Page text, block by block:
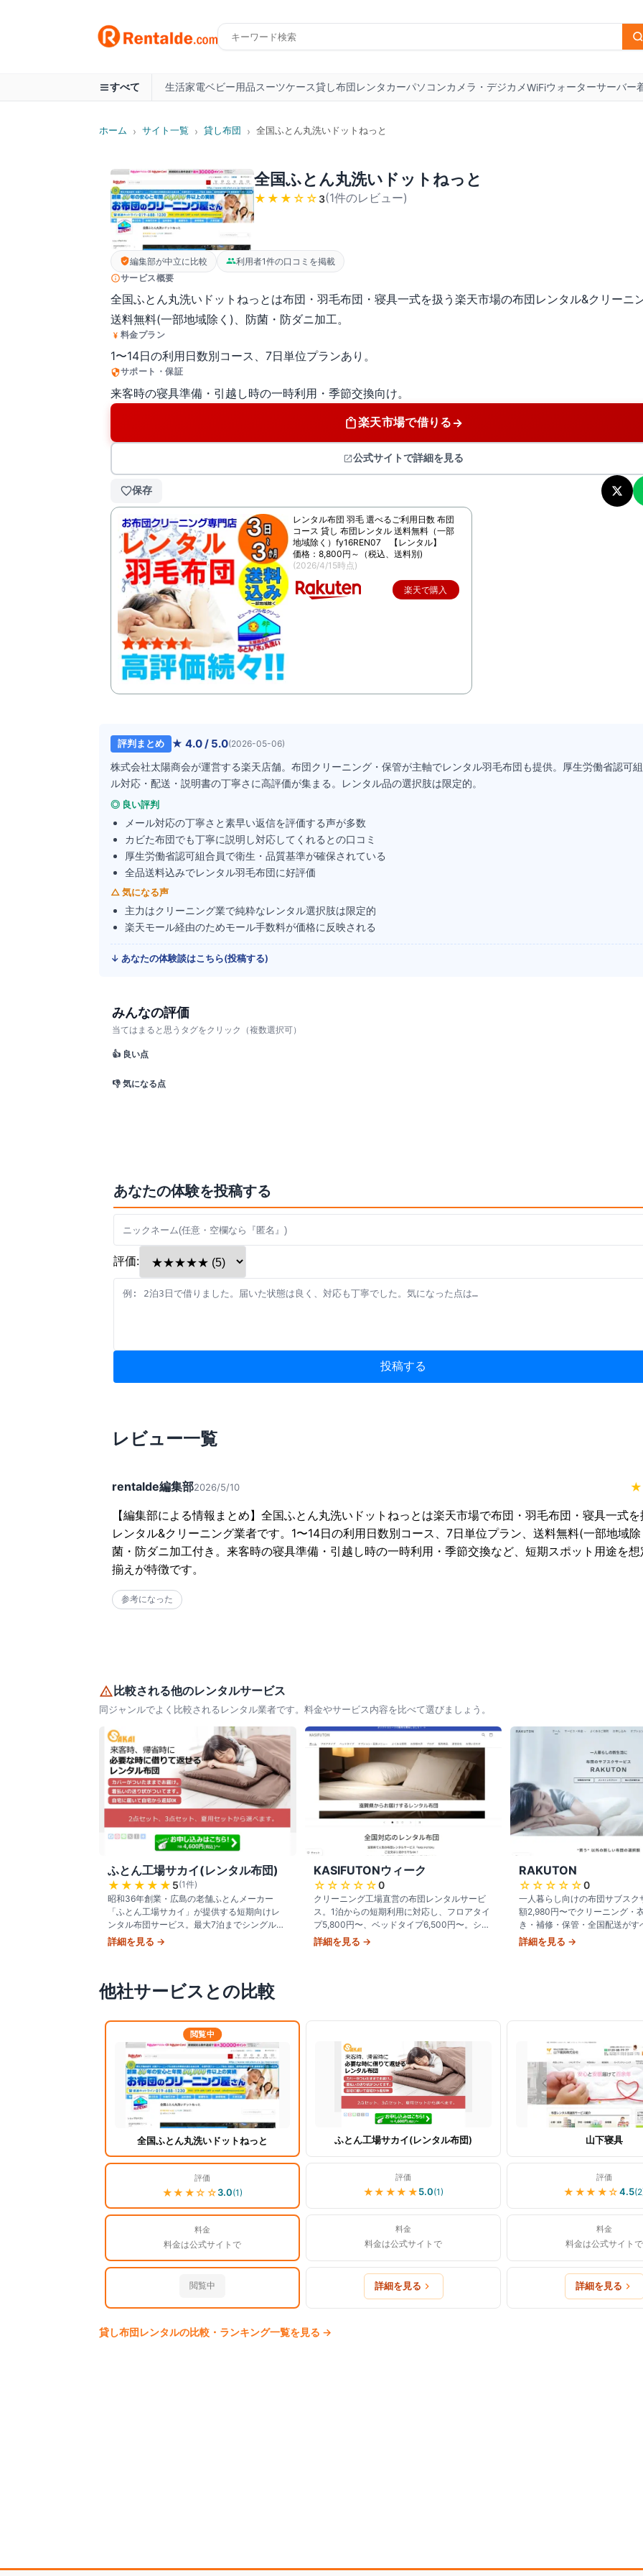
すべて 生活家電ベビー用品スーツケース貸し布団レンタカーパソコンカメラ・デジカメWiFiウォーターサーバー
ホーム › サイト一覧 › 貸し布団 › 全国ふとん丸洗いドットねっと
全国ふとん丸洗いドットねっと
★★★ ☆☆ 3(1件のレビュー)
編集部が中立に比較
利用者1件の口コミを掲載
サービス概要
全国ふとん丸洗いドットねっとは布団・羽毛布団・寝具一式を扱う楽天市場の布団レンタル&クリーニン
送料無料(一部地域除く)、防菌・防ダニ加工。
料金プラン
1〜14日の利用日数別コース、7日単位プランあり。
サポート・保証
来客時の寝具準備・引越し時の一時利用・季節交換向け。
楽天市場で借りる →
公式サイトで詳細を見る
保存
レンタル布団 羽毛 選べるご利用日数 布団
コース 貸し 布団レンタル 送料無料（一部
地域除く）fy16REN07 【レンタル】
価格：8,800円～（税込、送料別)
(2026/4/15時点)
楽天で購入
評判まとめ ★ 4.0/ 5.0(2026-05-06)
株式会社太陽商会が運営する楽天店舗。布団クリーニング・保管が主軸でレンタル羽毛布団も提供。厚生労働省認可
ル対応・配送・説明書の丁寧さに高評価が集まる。レンタル品の選択肢は限定的。
◎ 良い評判
メール対応の丁寧さと素早い返信を評価する声が多数
カビた布団でも丁寧に説明し対応してくれるとの口コミ
厚生労働省認可組合員で衛生・品質基準が確保されている
全品送料込みでレンタル羽毛布団に好評価
△ 気になる声
主力はクリーニング業で純粋なレンタル選択肢は限定的
楽天モール経由のためモール手数料が価格に反映される
↓ あなたの体験談はこちら(投稿する)
みんなの評価
当てはまると思うタグをクリック（複数選択可）
👍 良い点
👎 気になる点
あなたの体験を投稿する
評価:
投稿する
レビュー一覧
rentalde編集部2026/5/10
【編集部による情報まとめ】全国ふとん丸洗いドットねっとは楽天市場で布団・羽毛布団・寝具一式
レンタル&クリーニング業者です。1〜14日の利用日数別コース、7日単位プラン、送料無料(一部地域
菌・防ダニ加工付き。来客時の寝具準備・引越し時の一時利用・季節交換など、短期スポット用途を想
揃えが特徴です。
参考になった
比較される他のレンタルサービス
同ジャンルでよく比較されるレンタル業者です。料金やサービス内容を比べて選びましょう。
ふとん工場サカイ(レンタル布団)
★★★★★ 5(1件)
昭和36年創業・広島の老舗ふとんメーカー
「ふとん工場サカイ」が提供する短期向けレ
ンタル布団サービス。最大7泊までシングルサ
イズの布団セット(掛け布団・敷布団・枕・カ
バー付き)を貸し出し、本州・四国・九
詳細を見る →
KASIFUTONウィーク
☆☆☆☆☆0
クリーニング工場直営の布団レンタルサービ
ス。1泊からの短期利用に対応し、フロアタイ
プ5,800円〜、ベッドタイプ6,500円〜。シー
ツ類はセッティング済みで届き、全国配送・
集荷に対応。
詳細を見る →
RAKUTON
☆☆☆☆☆0
一人暮らし向けの布団サブスク
額2,980円〜でクリーニング・
き・補修・保管・全国配送がす
イト/スタンダード/プレミアム
意。
詳細を見る →
他社サービスとの比較
閲覧中
全国ふとん丸洗いドットねっと ふとん工場サカイ(レンタル布団) 山下寝具
評価
★★★☆☆3.0(1)
評価
★★★★★5.0(1)
評価
★★★★☆4.5(2
料金
料金は公式サイトで
料金
料金は公式サイトで
料金
料金は公式サイトで
閲覧中 詳細を見る 詳細を見る
貸し布団レンタルの比較・ランキング一覧を見る →